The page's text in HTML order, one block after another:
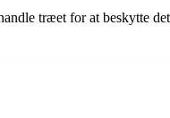
træet for at beskytte